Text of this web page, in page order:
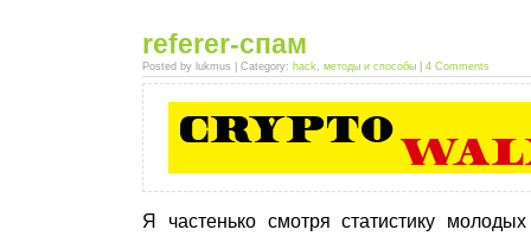
referer-спам
Posted by lukmus | Category: hack, методы и способы 4 Comments
Я частенько смотря статистику